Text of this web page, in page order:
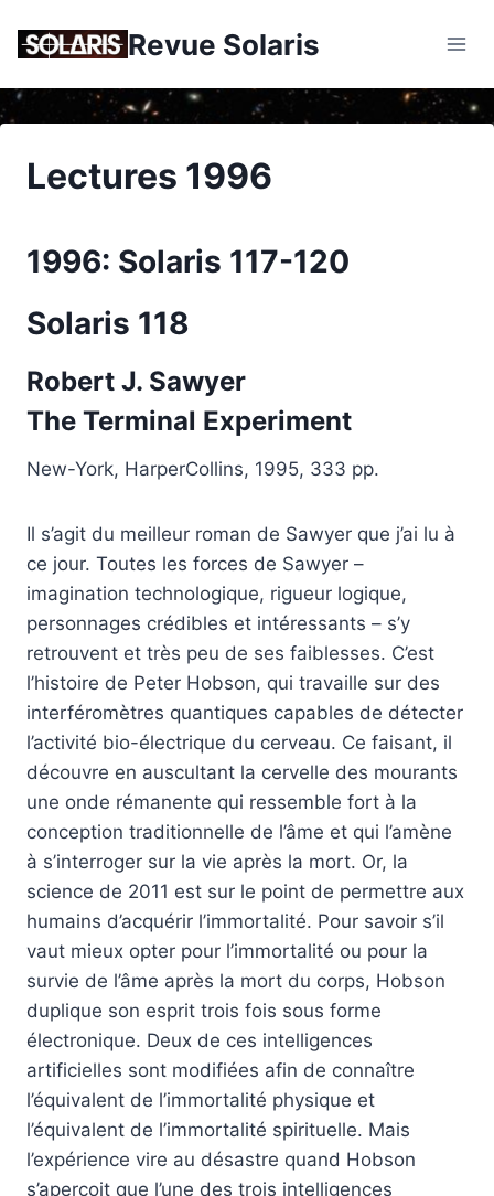
Revue Solaris
Lectures 1996
1996: Solaris 117-120
Solaris 118
Robert J. Sawyer
The Terminal Experiment
New-York, HarperCollins, 1995, 333 pp.
Il s’agit du meilleur roman de Sawyer que j’ai lu à
ce jour. Toutes les forces de Sawyer –
imagination technologique, rigueur logique,
personnages crédibles et intéressants – s’y
retrouvent et très peu de ses faiblesses. C’est
l’histoire de Peter Hobson, qui travaille sur des
interféromètres quantiques capables de détecter
l’activité bio-électrique du cerveau. Ce faisant, il
découvre en auscultant la cervelle des mourants
une onde rémanente qui ressemble fort à la
conception traditionnelle de l’âme et qui l’amène
à s’interroger sur la vie après la mort. Or, la
science de 2011 est sur le point de permettre aux
humains d’acquérir l’immortalité. Pour savoir s’il
vaut mieux opter pour l’immortalité ou pour la
survie de l’âme après la mort du corps, Hobson
duplique son esprit trois fois sous forme
électronique. Deux de ces intelligences
artificielles sont modifiées afin de connaître
l’équivalent de l’immortalité physique et
l’équivalent de l’immortalité spirituelle. Mais
l’expérience vire au désastre quand Hobson
s’aperçoit que l’une des trois intelligences